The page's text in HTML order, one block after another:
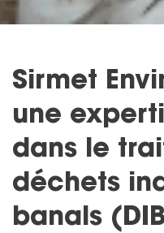
Sirmet
une
dans le
déchets
banals